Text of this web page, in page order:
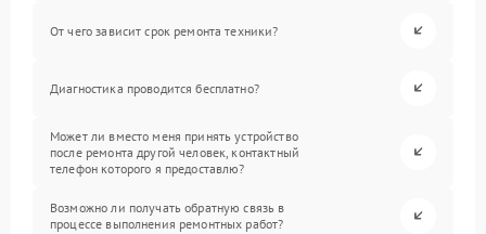
От чего зависит срок ремонта техники?
Диагностика проводится бесплатно?
Может ли вместо меня принять устройство
после ремонта другой человек, контактный
телефон которого я предоставлю?
Возможно ли получать обратную связь в
процессе выполнения ремонтных работ?